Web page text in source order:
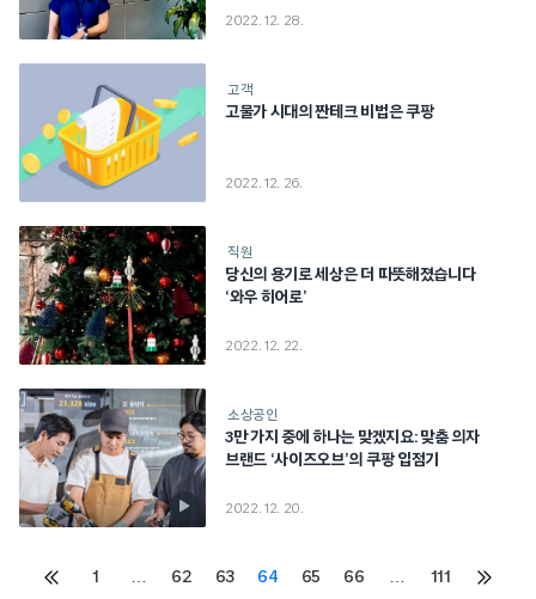
2022. 12. 28.
고객
고물가 시대의 짠테크 비법은 쿠팡
2022. 12. 26.
직원
당신의 용기로 세상은 더 따뜻해졌습니다
‘와우 히어로’
2022. 12. 22.
소상공인
3만 가지 중에 하나는 맞겠지요: 맞춤 의자
브랜드 ‘사이즈오브’의 쿠팡 입점기
2022. 12. 20.
Posts
이전
1 … 62 63 64 65 66 … 111
다음